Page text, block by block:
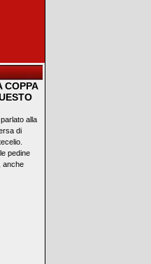
COPPA
alla
di
pedine
anche